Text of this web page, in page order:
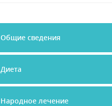
Общие сведения
Диета
Народное лечение